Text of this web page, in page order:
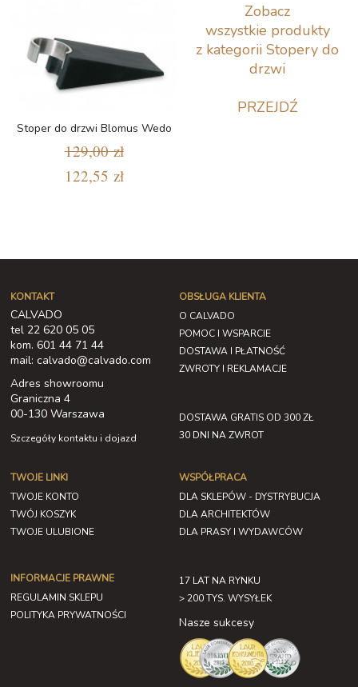
Stoper do drzwi Blomus Wedo
129,00 zł
122,55 zł
Zobacz
wszystkie produkty
z kategorii Stopery do
drzwi
PRZEJDŹ
KONTAKT
CALVADO
tel 22 620 05 05
kom. 601 44 71 44
mail: calvado@calvado.com
Adres showroomu
Graniczna 4
00-130 Warszawa
Szczegóły kontaktu i dojazd
OBSŁUGA KLIENTA
O CALVADO
POMOC I WSPARCIE
DOSTAWA I PŁATNOŚĆ
ZWROTY I REKLAMACJE
DOSTAWA GRATIS OD 300 ZŁ
30 DNI NA ZWROT
TWOJE LINKI
TWOJE KONTO
TWÓJ KOSZYK
TWOJE ULUBIONE
INFORMACJE PRAWNE
REGULAMIN SKLEPU
POLITYKA PRYWATNOŚCI
WSPÓŁPRACA
DLA SKLEPÓW - DYSTRYBUCJA
DLA ARCHITEKTÓW
DLA PRASY I WYDAWCÓW
17 LAT NA RYNKU
> 200 TYS. WYSYŁEK
Nasze sukcesy